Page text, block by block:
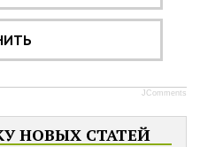
JComments
НОВЫХ СТАТЕЙ